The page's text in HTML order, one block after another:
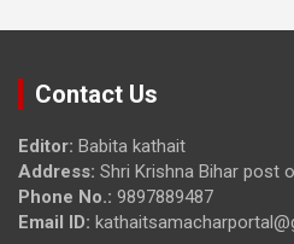
Contact Us
Editor: Babita kathait
Address: Shri Krishna Bihar post
Phone No.: 9897889487
Email ID: